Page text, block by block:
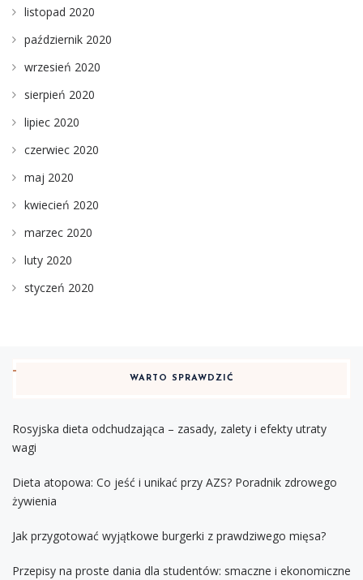
listopad 2020
październik 2020
wrzesień 2020
sierpień 2020
lipiec 2020
czerwiec 2020
maj 2020
kwiecień 2020
marzec 2020
luty 2020
styczeń 2020
WARTO SPRAWDZIĆ
Rosyjska dieta odchudzająca – zasady, zalety i efekty utraty
wagi
Dieta atopowa: Co jeść i unikać przy AZS? Poradnik zdrowego
żywienia
Jak przygotować wyjątkowe burgerki z prawdziwego mięsa?
Przepisy na proste dania dla studentów: smaczne i ekonomiczne